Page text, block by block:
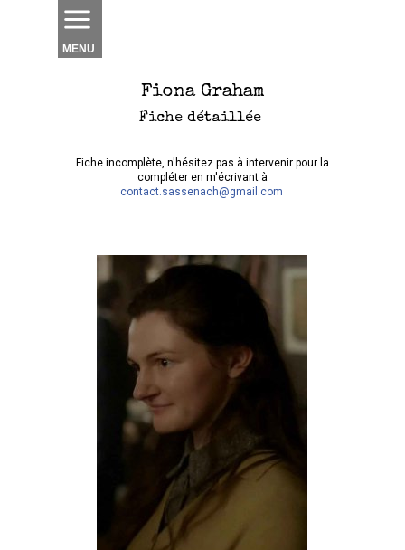
MENU
Fiona Graham
Fiche détaillée
Fiche incomplète, n'hésitez pas à intervenir pour la
compléter en m'écrivant à
contact.sassenach@gmail.com